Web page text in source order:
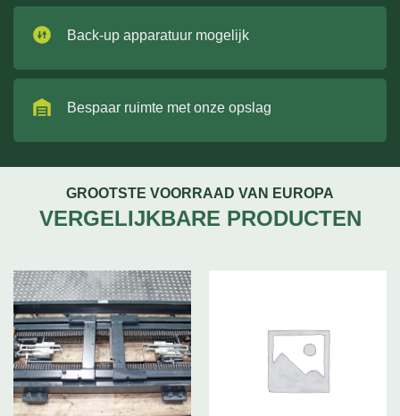
Back-up apparatuur mogelijk
Bespaar ruimte met onze opslag
GROOTSTE VOORRAAD VAN EUROPA
VERGELIJKBARE PRODUCTEN